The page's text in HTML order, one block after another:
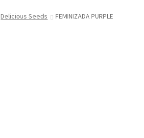
Delicious Seeds
FEMINIZADA PURPLE